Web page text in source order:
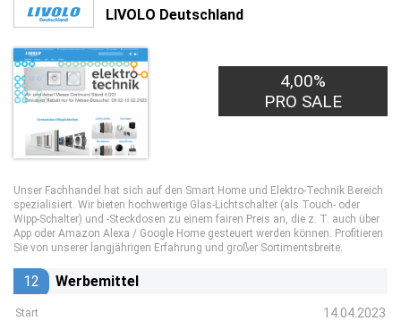
LIVOLO Deutschland
4,00%
PRO SALE
Unser Fachhandel hat sich auf den Smart Home und Elektro-Technik Bereich
spezialisiert. Wir bieten hochwertige Glas-Lichtschalter (als Touch- oder
Wipp-Schalter) und -Steckdosen zu einem fairen Preis an, die z. T. auch über
App oder Amazon Alexa / Google Home gesteuert werden können. Profitieren
Sie von unserer langjährigen Erfahrung und großer Sortimentsbreite.
12 Werbemittel
Start 14.04.2023